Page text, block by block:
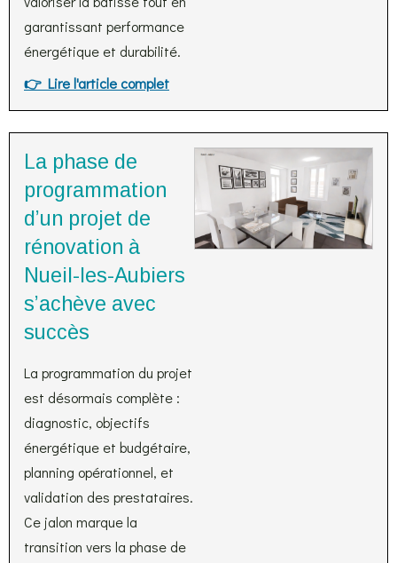
garantissant performance
énergétique et durabilité.
👉 Lire l'article complet
La phase de
programmation
d’un projet de
rénovation à
Nueil-les-Aubiers
s’achève avec
succès
La programmation du projet
est désormais complète :
diagnostic, objectifs
énergétique et budgétaire,
planning opérationnel, et
validation des prestataires.
Ce jalon marque la
transition vers la phase de